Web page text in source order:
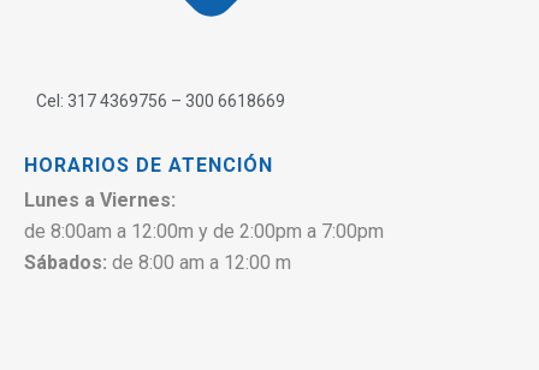
Cel: 317 4369756 – 300 6618669
HORARIOS DE ATENCIÓN
Lunes a Viernes:
de 8:00am a 12:00m y de 2:00pm a 7:00pm
Sábados: de 8:00 am a 12:00 m